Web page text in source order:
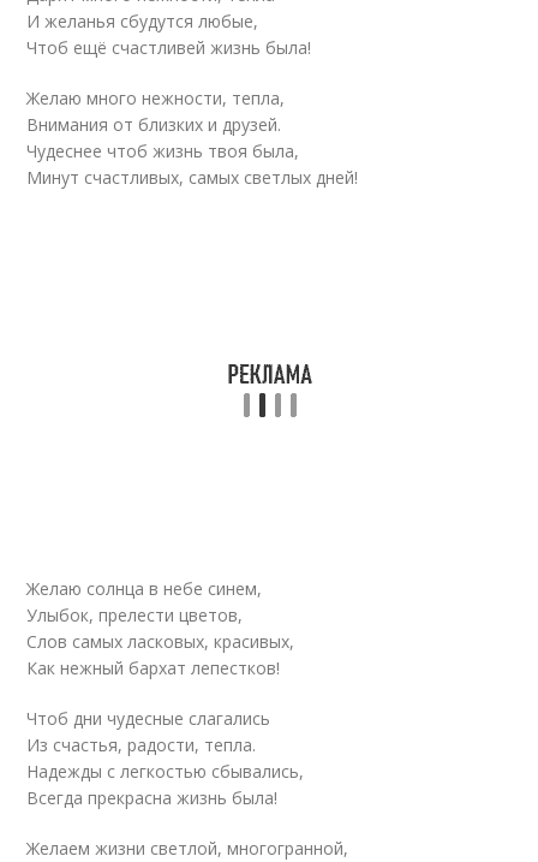
И желанья сбудутся любые,
Чтоб ещё счастливей жизнь была!
Желаю много нежности, тепла,
Внимания от близких и друзей.
Чудеснее чтоб жизнь твоя была,
Минут счастливых, самых светлых дней!
Желаю солнца в небе синем,
Улыбок, прелести цветов,
Слов самых ласковых, красивых,
Как нежный бархат лепестков!
Чтоб дни чудесные слагались
Из счастья, радости, тепла.
Надежды с легкостью сбывались,
Всегда прекрасна жизнь была!
Желаем жизни светлой, многогранной,